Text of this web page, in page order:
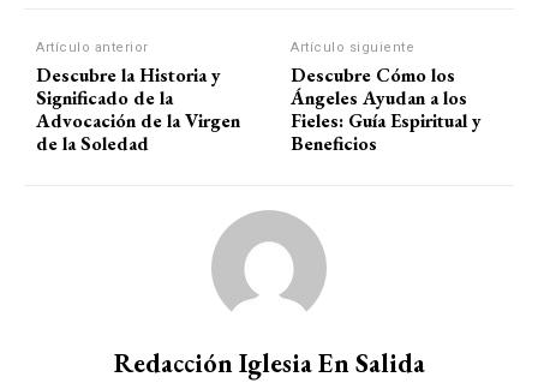
Artículo anterior
Descubre la Historia y
Significado de la
Advocación de la Virgen
de la Soledad
Artículo siguiente
Descubre Cómo los
Ángeles Ayudan a los
Fieles: Guía Espiritual y
Beneficios
Redacción Iglesia En Salida